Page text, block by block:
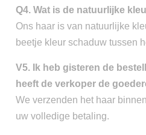
Q4. Wat is de natuurlijke
Ons haar is van natuurlijke
beetje kleur schaduw tussen
V5. Ik heb gisteren de
heeft de verkoper de
We verzenden het haar
uw volledige betaling.